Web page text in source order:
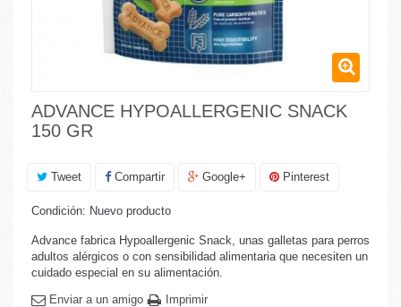
ADVANCE HYPOALLERGENIC SNACK
150 GR
Tweet Compartir Google+ Pinterest
Condición: Nuevo producto
Advance fabrica Hypoallergenic Snack, unas galletas para perros
adultos alérgicos o con sensibilidad alimentaria que necesiten un
cuidado especial en su alimentación.
Enviar a un amigo
Imprimir